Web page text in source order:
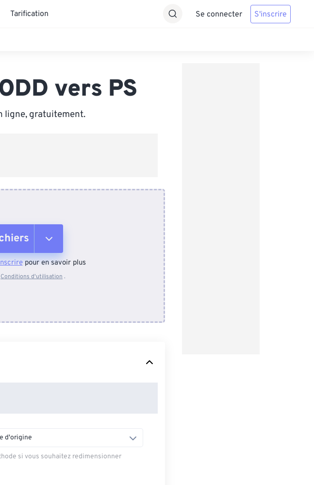
Tarification Se connecter S'inscrire
vers PS
ligne, gratuitement.
pour en savoir plus
Conditions d'utilisation .
d'origine
si vous souhaitez redimensionner